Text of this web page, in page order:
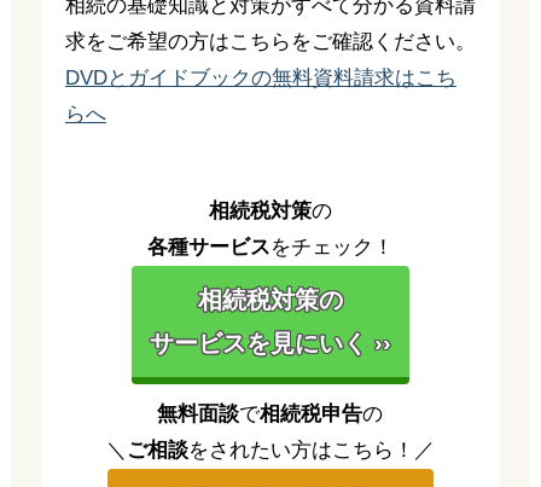
相続の基礎知識と対策がすべて分かる資料請
求をご希望の方はこちらをご確認ください。
DVDとガイドブックの無料資料請求はこち
らへ
相続税対策の
各種サービスをチェック！
相続税対策の
サービスを見にいく ››
無料面談で相続税申告の
＼ ご相談をされたい方はこちら！／